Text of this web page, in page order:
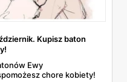
Kupisz baton
Ewy
chore kobiety!